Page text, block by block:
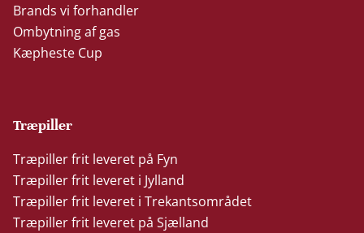
Brands vi forhandler
Ombytning af gas
Kæpheste Cup
Træpiller
Træpiller frit leveret på Fyn
Træpiller frit leveret i Jylland
Træpiller frit leveret i Trekantsområdet
Træpiller frit leveret på Sjælland